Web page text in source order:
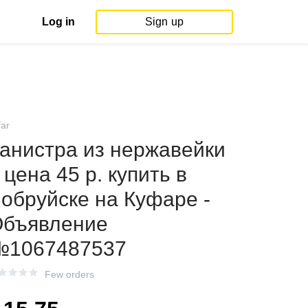
Log in Sign up
из нержавейки
цена 45 р. купить в
на Куфаре -
Few orders